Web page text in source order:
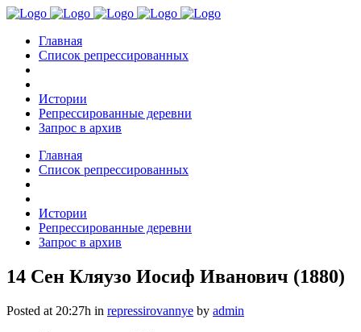
Главная
Список репрессированных
Истории
Репрессированные деревни
Запрос в архив
Главная
Список репрессированных
Истории
Репрессированные деревни
Запрос в архив
14 Сен Кляузо Иосиф Иванович (1880)
Posted at 20:27h in repressirovannye by admin